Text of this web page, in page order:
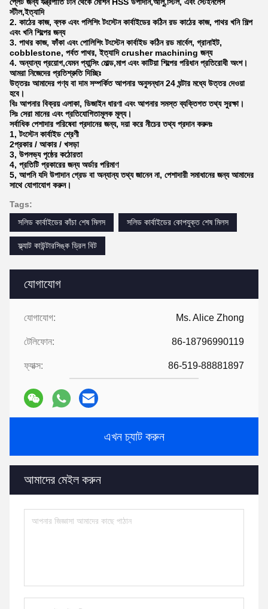
যোগাযোগ
যোগাযোগ: Ms. Alice Zhong
টেলিফোন: 86-18796990119
ফ্যাক্স: 86-519-88881897
এখন চ্যাট করুন
আমাদের মেইল ​​করুন
স্টীল,ইত্যাদি
2. কাঠের কাজ, ব্লক এবং পলিশিং টংস্টেন কার্বাইডের কঠিন রড কাঠের কাজ, পাথর খনি শিল্প
এবং খনি শিল্পের জন্য
3. পাথর কাজ, ফাঁকা এবং পোলিশিং টংস্টেন কার্বাইড কঠিন রড মার্বেল, গ্রানাইট,
cobblestone, পর্বত পাথর, ইত্যাদি crusher machining জন্য
4. অন্যান্য প্রয়োগ,যেমন প্যান্সিং মোল্ড,মাপ এবং কাটিয়া শিল্পের পরিধান প্রতিরোধী অংশ।
আমরা নিজেদের প্রতিশ্রুতি দিচ্ছিঃ
উত্তরঃ আমাদের পণ্য বা দাম সম্পর্কিত আপনার অনুসন্ধান 24 ঘন্টার মধ্যে উত্তর দেওয়া
হবে।
বিঃ আপনার বিক্রয় এলাকা, ডিজাইন ধারণা এবং আপনার সমস্ত ব্যক্তিগত তথ্য সুরক্ষা।
সিঃ সেরা মানের এবং প্রতিযোগিতামূলক মূল্য।
সর্বাধিক পেশাদার পরিষেবা প্রদানের জন্য, দয়া করে নীচের তথ্য প্রদান করুনঃ
1, টংস্টেন কার্বাইড শ্রেণী
2প্রকার / আকার / খসড়া
3, উপলভ্য পৃষ্ঠের কঠোরতা
4, প্রতিটি প্রকারের জন্য অর্ডার পরিমাণ
5, আপনি যদি উপাদান গ্রেড বা অন্যান্য তথ্য জানেন না, পেশাদারী সমাধানের জন্য আমাদের
সাথে যোগাযোগ করুন।
Tags:
সলিড কার্বাইডের কাঁচা শেষ মিলস
সলিড কার্বাইডের কোপযুক্ত শেষ মিলস
ফ্ল্যাট কাউন্টারসিঙ্ক ড্রিল বিট